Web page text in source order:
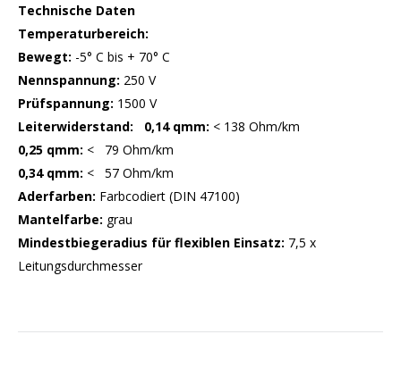
Technische Daten
Temperaturbereich:
Bewegt: -5° C bis + 70° C
Nennspannung: 250 V
Prüfspannung: 1500 V
Leiterwiderstand: 0,14 qmm: < 138 Ohm/km
0,25 qmm: < 79 Ohm/km
0,34 qmm: < 57 Ohm/km
Aderfarben: Farbcodiert (DIN 47100)
Mantelfarbe: grau
Mindestbiegeradius für flexiblen Einsatz: 7,5 x
Leitungsdurchmesser